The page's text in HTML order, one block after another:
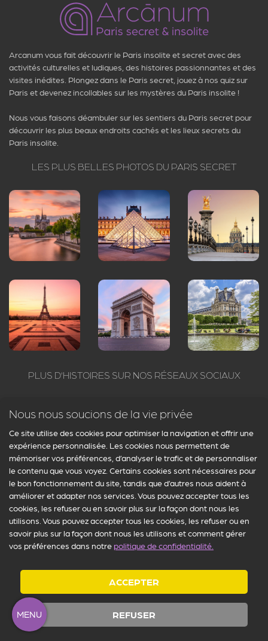
MENU
Arcanum vous fait découvrir le Paris insolite et secret avec des
activités culturelles et ludiques, des histoires passionnantes et des
visites inédites. Plongez dans le Paris secret, jouez à nos quiz sur
Paris et devenez incollables sur les mystères du Paris insolite !
Nous vous faisons déambuler sur les sentiers du Paris secret pour
découvrir les plus beaux endroits cachés et les lieux secrets du
Paris insolite.
LES PLUS BELLES PHOTOS DU PARIS SECRET
PLUS D’HISTOIRES SUR NOS RÉSEAUX SOCIAUX
sociaux. Nous publions des contenus exclusifs sur Facebook,
Instagram, Twitter et Pinterest. Rejoignez notre communauté du
paris secret pour en profiter gratuitement !
CGV - FAQ - Contactez-nous
© Arcanum : Paris insolite & secret 2026 - Tous droits réservés
Nous nous soucions de la vie privée
Ce site utilise des cookies pour optimiser la navigation et offrir une
expérience personnalisée. Les cookies nous permettent de
mémoriser vos préférences, d’analyser le trafic et de personnaliser
le contenu que vous voyez. Certains cookies sont nécessaires pour
le bon fonctionnement du site, tandis que d’autres nous aident à
améliorer et adapter nos services. Vous pouvez accepter tous les
cookies, les refuser ou en savoir plus sur la façon dont nous les
utilisons. Vous pouvez accepter tous les cookies, les refuser ou en
savoir plus sur la façon dont nous les utilisons et comment gérer
vos préférences dans notre politique de confidentialité.
ACCEPTER
REFUSER